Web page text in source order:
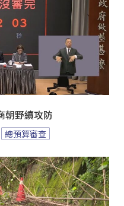
朝野續攻防
總預算審查